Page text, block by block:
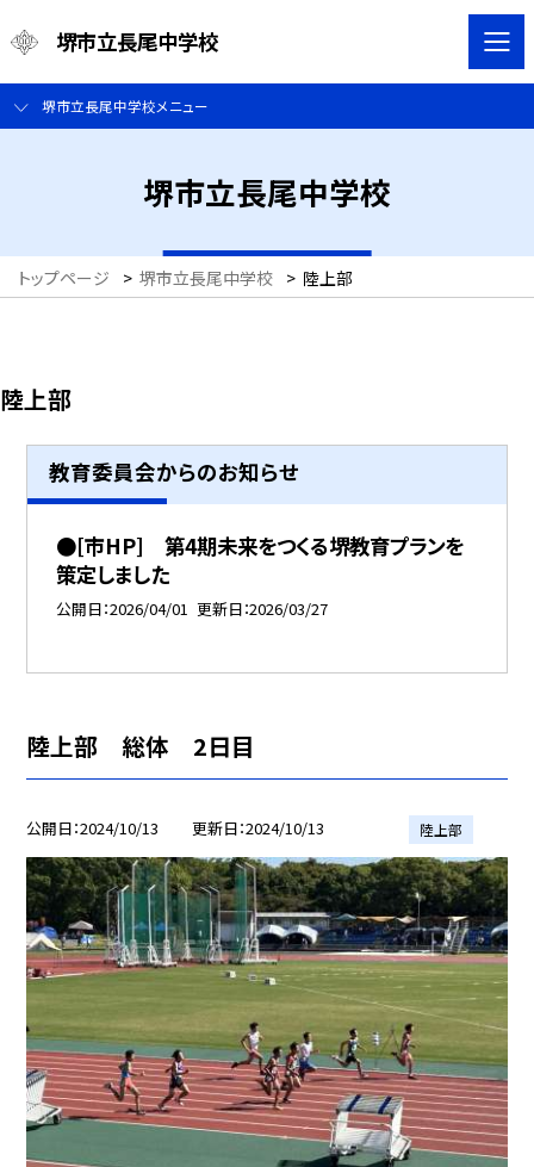
堺市立長尾中学校
堺市立長尾中学校メニュー
堺市立長尾中学校
トップページ > 堺市立長尾中学校 > 陸上部
陸上部
教育委員会からのお知らせ
●[市HP] 第4期未来をつくる堺教育プランを
策定しました
公開日 2026/04/01 更新日 2026/03/27
陸上部 総体 2日目
公開日 2024/10/13 更新日 2024/10/13 陸上部